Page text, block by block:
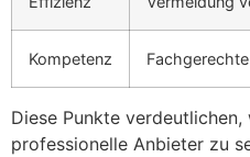
Kompetenz
Diese Punkte
professionelle Anbieter zu